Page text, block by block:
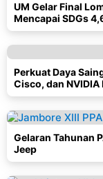
UM Gelar Final
Mencapai SDGs
Perkuat Daya
Cisco, dan
Gelaran Tahunan
Jeep